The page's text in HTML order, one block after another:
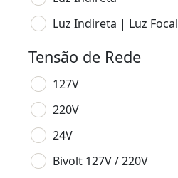
Luz Indireta | Luz Focal
Tensão de Rede
127V
220V
24V
Bivolt 127V / 220V